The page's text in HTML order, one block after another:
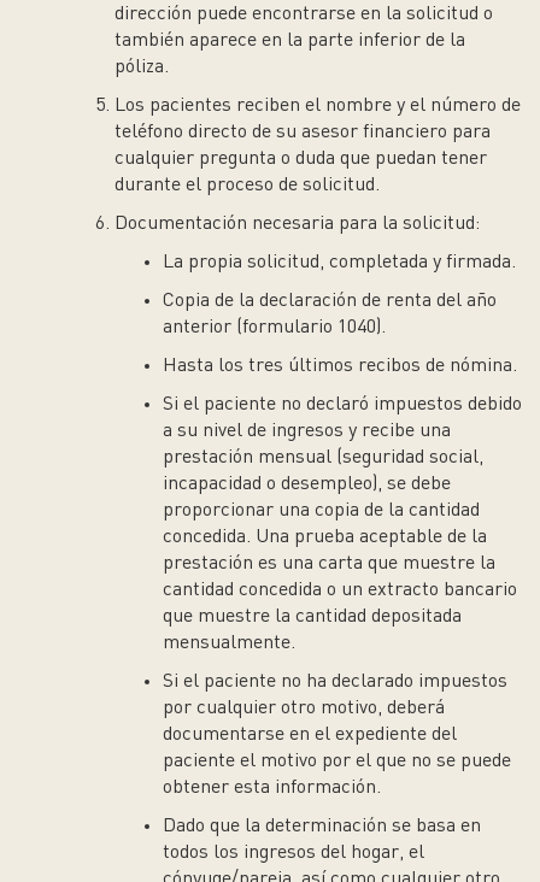
dirección puede encontrarse en la solicitud o
también aparece en la parte inferior de la
póliza.
Los pacientes reciben el nombre y el número de
teléfono directo de su asesor financiero para
cualquier pregunta o duda que puedan tener
durante el proceso de solicitud.
Documentación necesaria para la solicitud:
La propia solicitud, completada y firmada.
Copia de la declaración de renta del año
anterior (formulario 1040).
Hasta los tres últimos recibos de nómina.
Si el paciente no declaró impuestos debido
a su nivel de ingresos y recibe una
prestación mensual (seguridad social,
incapacidad o desempleo), se debe
proporcionar una copia de la cantidad
concedida. Una prueba aceptable de la
prestación es una carta que muestre la
cantidad concedida o un extracto bancario
que muestre la cantidad depositada
mensualmente.
Si el paciente no ha declarado impuestos
por cualquier otro motivo, deberá
documentarse en el expediente del
paciente el motivo por el que no se puede
obtener esta información.
Dado que la determinación se basa en
todos los ingresos del hogar, el